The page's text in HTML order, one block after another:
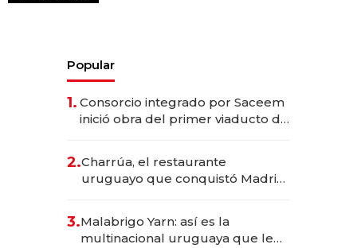
Popular
1. Consorcio integrado por Saceem
inició obra del primer viaducto de
millones
2.Charrúa, el restaurante
uruguayo que conquistó Madrid:
anticipación y prepara apertura
3.Malabrigo Yarn: así es la
multinacional uruguaya que le